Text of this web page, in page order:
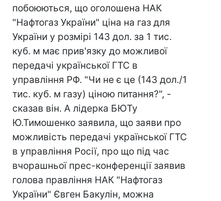
побоюються, що оголошена НАК
"Нафтогаз України" ціна на газ для
України у розмірі 143 дол. за 1 тис.
куб. м має прив'язку до можливої
передачі української ГТС в
управління РФ. "Чи не є це (143 дол./1
тис. куб. м газу) ціною питання?", -
сказав він. А лідерка БЮТу
Ю.Тимошенко заявила, що заяви про
можливість передачі української ГТС
в управління Росії, про що під час
вчорашньої прес-конференції заявив
голова правління НАК "Нафтогаз
України" Євген Бакулін, можна